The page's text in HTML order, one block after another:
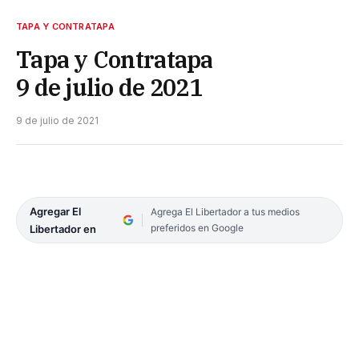
TAPA Y CONTRATAPA
Tapa y Contratapa
9 de julio de 2021
9 de julio de 2021
Agregar El
Libertador en
Agrega El Libertador a tus medios
preferidos en Google